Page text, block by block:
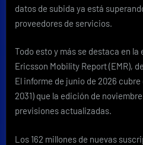
impulso
datos de subida ya está
proveedores de servicios.
Todo esto y más se destaca en
Ericsson Mobility Report (EMR),
El informe de junio de 2026
2031) que la edición de
previsiones actualizadas.
Los 162 millones de nuevas